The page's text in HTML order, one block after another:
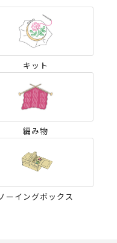
キット
編み物
ーイングボックス